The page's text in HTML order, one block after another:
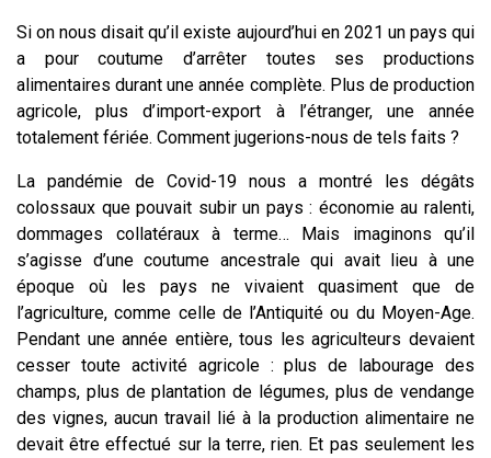
Si on nous disait qu’il existe aujourd’hui en 2021 un pays qui
a pour coutume d’arrêter toutes ses productions
alimentaires durant une année complète. Plus de production
agricole, plus d’import-export à l’étranger, une année
totalement fériée. Comment jugerions-nous de tels faits ?
La pandémie de Covid-19 nous a montré les dégâts
colossaux que pouvait subir un pays : économie au ralenti,
dommages collatéraux à terme… Mais imaginons qu’il
s’agisse d’une coutume ancestrale qui avait lieu à une
époque où les pays ne vivaient quasiment que de
l’agriculture, comme celle de l’Antiquité ou du Moyen-Age.
Pendant une année entière, tous les agriculteurs devaient
cesser toute activité agricole : plus de labourage des
champs, plus de plantation de légumes, plus de vendange
des vignes, aucun travail lié à la production alimentaire ne
devait être effectué sur la terre, rien. Et pas seulement les